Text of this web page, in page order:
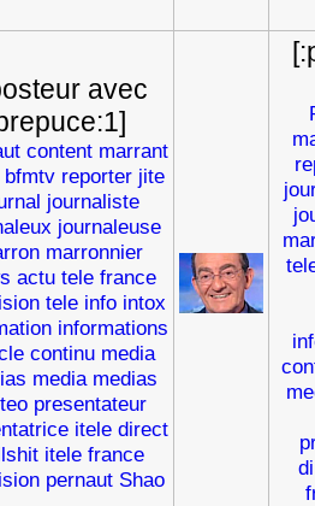
avec
content marrant
bfmtv reporter jite
journaliste
journaleuse
marronnier
actu tele france
tele info intox
informations
continu media
media medias
presentateur
itele direct
itele france
pernaut Shao